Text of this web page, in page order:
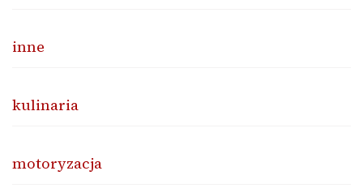
inne
kulinaria
motoryzacja